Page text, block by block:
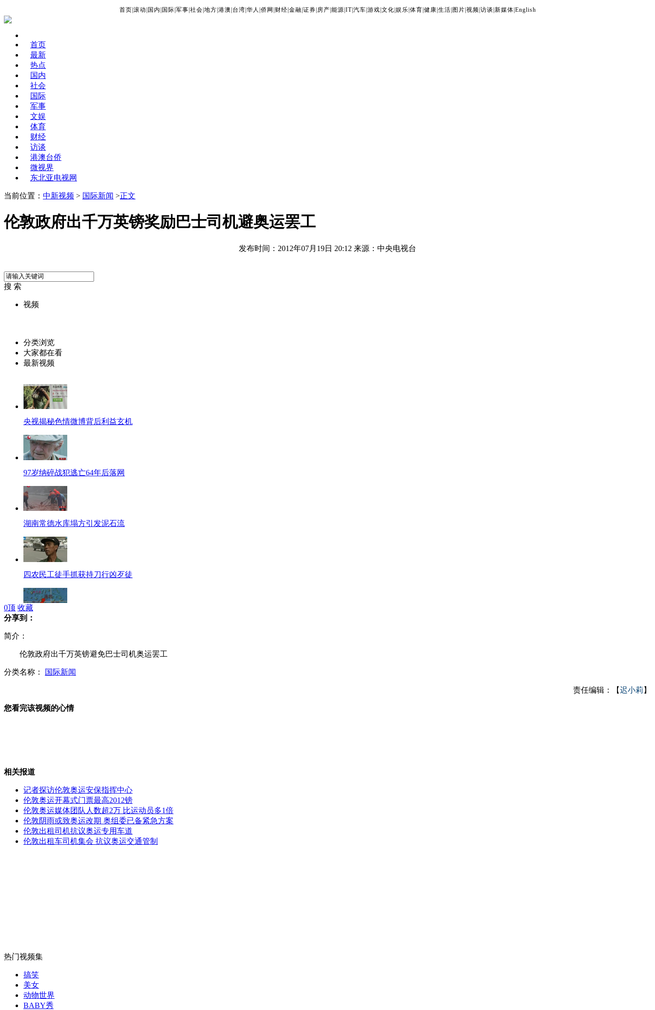
首页 滚动 国内 国际 军事 社会 地方 港澳 台湾 华人 侨网 财经 金融 证券 房产 能源 IT| 汽车 游戏 文化 娱乐 体育 健康 生活 图片 视频 访谈 新媒体 English
首页
最新
热点
国内
社会
国际
军事
文娱
体育
财经
访谈
港澳台侨
微视界
东北亚电视网
当前位置： 中新视频 > 国际新闻 >正文
伦敦政府出千万英镑奖励巴士司机避奥运罢工
发布时间：2012年07月19日 20:12 来源：中央电视台
搜 索
视频
分类浏览
大家都在看
最新视频
央视揭秘色情微博背后利益玄机
97岁纳碎战犯逃亡64年后落网
湖南常德水库塌方引发泥石流
四农民工徒手抓获持刀行凶歹徒
团中央追授周江疆五四奖章
海内外名家广州联展唯美人体
外国大学生挑战<最炫民族风>
无痛分娩是否安全 医生回应
0顶 收藏
分享到：
简介：
伦敦政府出千万英镑避免巴士司机奥运罢工
分类名称： 国际新闻
责任编辑：【迟小莉 】
您看完该视频的心情
相关报道
记者探访伦敦奥运安保指挥中心
伦敦奥运开幕式门票最高2012镑
伦敦奥运媒体团队人数超2万 比运动员多1倍
伦敦阴雨或致奥运改期 奥组委已备紧急方案
伦敦出租司机抗议奥运专用车道
伦敦出租车司机集会 抗议奥运交通管制
热门视频集
搞笑
美女
动物世界
BABY秀